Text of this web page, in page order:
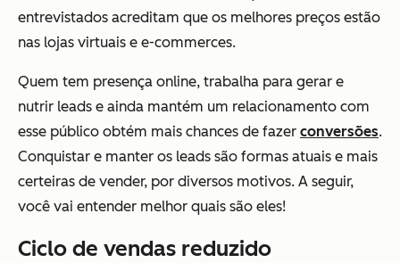
entrevistados acreditam que os melhores preços estão
nas lojas virtuais e e-commerces.
Quem tem presença online, trabalha para gerar e
nutrir leads e ainda mantém um relacionamento com
esse público obtém mais chances de fazer conversões.
Conquistar e manter os leads são formas atuais e mais
certeiras de vender, por diversos motivos. A seguir,
você vai entender melhor quais são eles!
Ciclo de vendas reduzido